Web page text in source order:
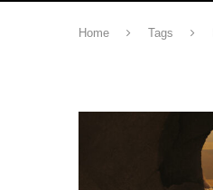
Home Tags